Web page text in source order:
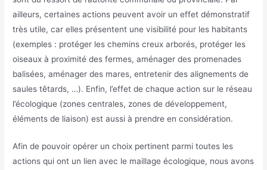
ailleurs, certaines actions peuvent avoir un effet démonstratif
très utile, car elles présentent une visibilité pour les habitants
(exemples : protéger les chemins creux arborés, protéger les
oiseaux à proximité des fermes, aménager des promenades
balisées, aménager des mares, entretenir des alignements de
saules têtards, …). Enfin, l’effet de chaque action sur le réseau
l’écologique (zones centrales, zones de développement,
éléments de liaison) est aussi à prendre en considération.
Afin de pouvoir opérer un choix pertinent parmi toutes les
actions qui ont un lien avec le maillage écologique, nous avons